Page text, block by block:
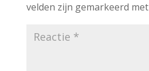
velden zijn gemarkeerd met